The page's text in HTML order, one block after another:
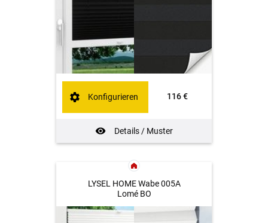
116 €
Details / Muster
Konfigurieren
LYSEL HOME Wabe 005A
Lomé BO